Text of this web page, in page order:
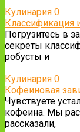
Кулинария 0
Классификация
Погрузитесь в
секреты
робусты и
Кулинария 0
Кофеиновая
Чувствуете
кофеина. Мы
рассказали,